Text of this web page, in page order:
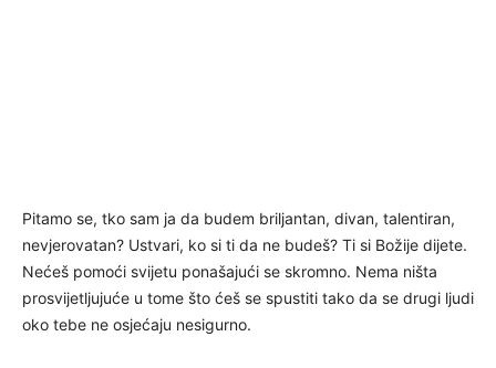
Pitamo se, tko sam ja da budem briljantan, divan, talentiran,
nevjerovatan? Ustvari, ko si ti da ne budeš? Ti si Božije dijete.
Nećeš pomoći svijetu ponašajući se skromno. Nema ništa
prosvijetljujuće u tome što ćeš se spustiti tako da se drugi ljudi
oko tebe ne osjećaju nesigurno.